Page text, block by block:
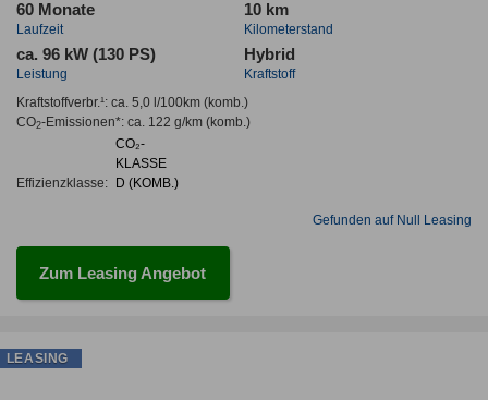
60 Monate
Laufzeit
10 km
Kilometerstand
ca. 96 kW (130 PS)
Leistung
Hybrid
Kraftstoff
Kraftstoffverbr.¹: ca. 5,0 l/100km(komb.)
CO2-Emissionen*: ca. 122 g/km(komb.)
Effizienzklasse:
CO₂-
KLASSE
D (KOMB.)
Gefunden auf Null Leasing
Zum Leasing Angebot
LEASING